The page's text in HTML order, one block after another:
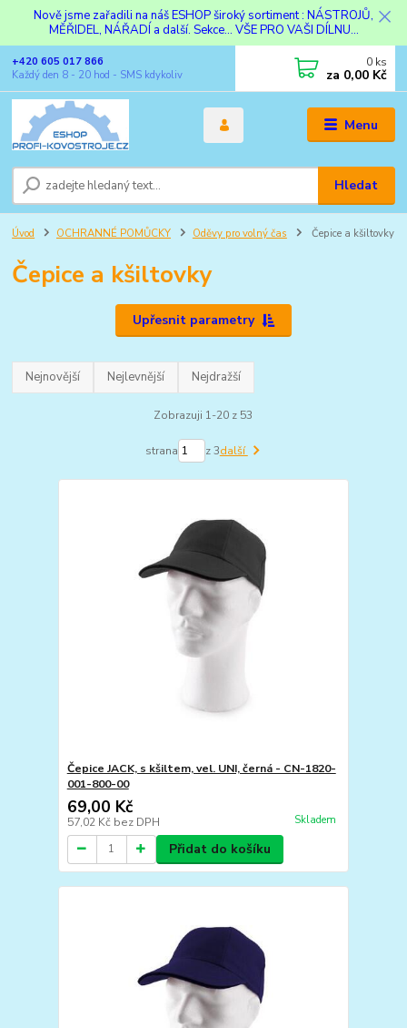
Nově jsme zařadili na náš ESHOP široký sortiment : NÁSTROJŮ,
MĚŘIDEL, NÁŘADÍ a další. Sekce... VŠE PRO VAŠI DÍLNU...
Menu
Hledat
+420 605 017 866
Každý den 8 - 20 hod - SMS kdykoliv
0 ks
za 0,00 Kč
Úvod OCHRANNÉ POMŮCKY Oděvy pro volný čas Čepice a kšiltovky
Čepice a kšiltovky
Upřesnit parametry
Nejnovější Nejlevnější Nejdražší
Zobrazuji 1-20 z 53
strana z 3další
Čepice JACK, s kšiltem, vel. UNI, černá - CN-1820-
001-800-00
69,00 Kč
57,02 Kč bez DPH Skladem
Přidat do košíku